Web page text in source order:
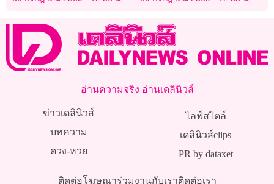
อินเดีย-เนปาล ก่อนลงสนาม
อ่านความจริง อ่านเดลินิวส์
ข่าวเดลินิวส์
บทความ
ดวง-หวย
ไลฟ์สไตล์
เดลินิวส์clips
PR by dataxet
ติดต่อโฆษณาร่วมงานกับเราติดต่อเรา